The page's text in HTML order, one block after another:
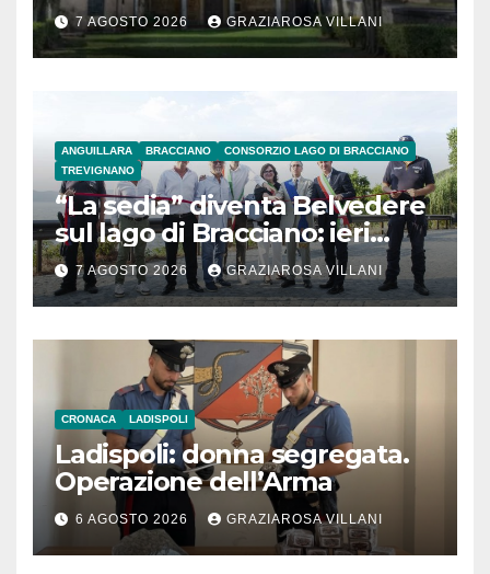
secolo
7 AGOSTO 2026 GRAZIAROSA VILLANI
ANGUILLARA BRACCIANO
CONSORZIO LAGO DI BRACCIANO
TREVIGNANO
“La sedia” diventa Belvedere
sul lago di Bracciano: ieri
l’inaugurazione
7 AGOSTO 2026 GRAZIAROSA VILLANI
CRONACA LADISPOLI
Ladispoli: donna segregata.
Operazione dell’Arma
6 AGOSTO 2026 GRAZIAROSA VILLANI